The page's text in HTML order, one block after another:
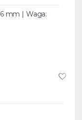
mm | Waga: